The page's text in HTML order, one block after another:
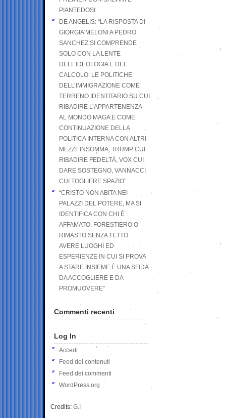
PIANTEDOSI
DE ANGELIS: “LA RISPOSTA DI
GIORGIA MELONI A PEDRO
SANCHEZ SI COMPRENDE
SOLO CON LA LENTE
DELL’IDEOLOGIA E DEL
CALCOLO: LE POLITICHE
DELL’IMMIGRAZIONE COME
TERRENO IDENTITARIO SU CUI
RIBADIRE L’APPARTENENZA
AL MONDO MAGA E COME
CONTINUAZIONE DELLA
POLITICA INTERNA CON ALTRI
MEZZI. INSOMMA, TRUMP CUI
RIBADIRE FEDELTÀ, VOX CUI
DARE SOSTEGNO, VANNACCI
CUI TOGLIERE SPAZIO”
“CRISTO NON ABITA NEI
PALAZZI DEL POTERE, MA SI
IDENTIFICA CON CHI È
AFFAMATO, FORESTIERO O
RIMASTO SENZA TETTO.
AVERE LUOGHI ED
ESPERIENZE IN CUI SI PROVA
A STARE INSIEME È UNA SFIDA
DA ACCOGLIERE E DA
PROMUOVERE”
Commenti recenti
Log In
Accedi
Feed dei contenuti
Feed dei commenti
WordPress.org
Credits: G.I